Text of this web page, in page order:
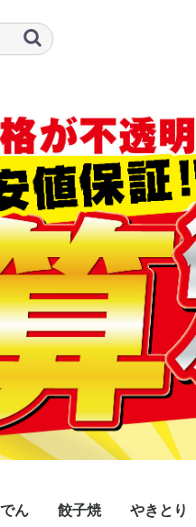
ん 餃子焼 やきとり